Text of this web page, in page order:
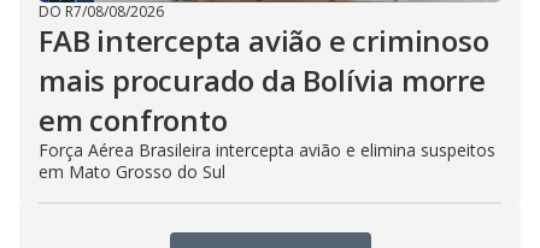
DO R7/08/08/2026
FAB intercepta avião e criminoso
mais procurado da Bolívia morre
em confronto
Força Aérea Brasileira intercepta avião e elimina suspeitos
em Mato Grosso do Sul